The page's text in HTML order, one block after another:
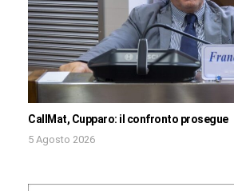
CallMat, Cupparo: il confronto prosegue
5 Agosto 2026